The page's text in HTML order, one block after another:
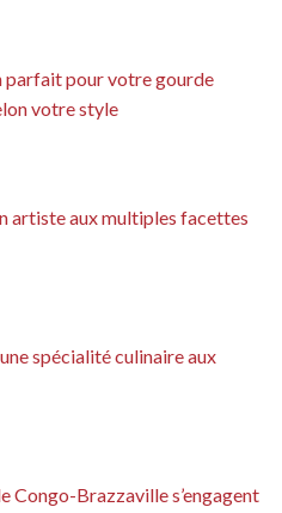
parfait pour votre gourde
votre style
artiste aux multiples facettes
spécialité culinaire aux
Congo-Brazzaville s’engagent